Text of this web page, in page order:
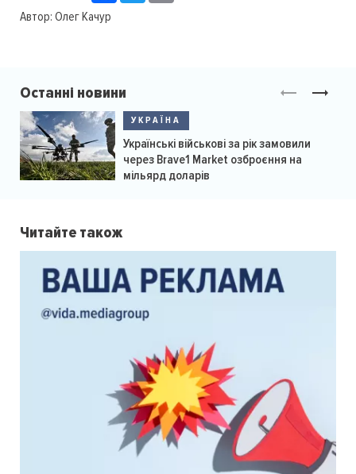
Автор: Олег Качур
Останні новини
УКРАЇНА
Українські військові за рік замовили
через Brave1 Market озброєння на
мільярд доларів
Читайте також